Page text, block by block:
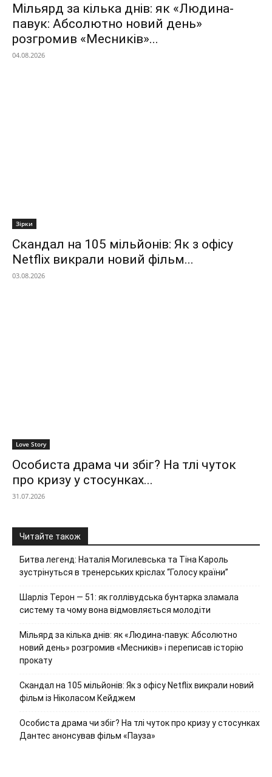
Мільярд за кілька днів: як «Людина-
павук: Абсолютно новий день»
розгромив «Месників»...
04.08.2026
Зірки
Скандал на 105 мільйонів: Як з офісу
Netflix викрали новий фільм...
03.08.2026
Love Story
Особиста драма чи збіг? На тлі чуток
про кризу у стосунках...
31.07.2026
Читайте також
Битва легенд: Наталія Могилевська та Тіна Кароль
зустрінуться в тренерських кріслах “Голосу країни”
Шарліз Терон — 51: як голлівудська бунтарка зламала
систему та чому вона відмовляється молодіти
Мільярд за кілька днів: як «Людина-павук: Абсолютно
новий день» розгромив «Месників» і переписав історію
прокату
Скандал на 105 мільйонів: Як з офісу Netflix викрали новий
фільм із Ніколасом Кейджем
Особиста драма чи збіг? На тлі чуток про кризу у стосунках
Дантес анонсував фільм «Пауза»